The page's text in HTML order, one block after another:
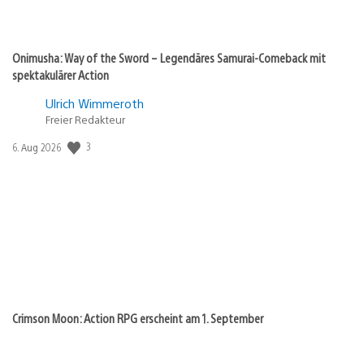
Onimusha: Way of the Sword – Legendäres Samurai-Comeback mit
spektakulärer Action
Ulrich Wimmeroth
Freier Redakteur
Veröffentlichungsdatum:
6. Aug 2026 3
Crimson Moon: Action RPG erscheint am 1. September